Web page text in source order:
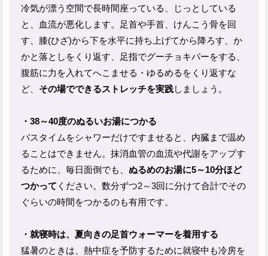
冷気が漂う空間で長時間座っている、じっとしている
と、血流が悪化します。足首や手首、けんこう骨を回
す、膝(ひざ)から下を水平に持ち上げてから降ろす、か
かと落としをくり返す、足指でグーチョキパーをする、
腹筋に力を入れてへこませる・ゆるめるをくり返すな
ど、 その場でできるストレッチを実践しましょう。
・38～40度のぬるいお湯につかる
バスタイムをシャワーだけですませると、内臓まで温め
ることはできません。抹消血管の血流や代謝をアップす
るために、毎日面倒でも、 ぬるめのお湯に5～10分ほど
つかって ください。数分ずつ2～3回に分けて合計でその
ぐらいの時間をつかるのも有用です。
・就寝時は、夏向きの足首ウォーマーを着用する
猛暑のときは、熱中症を予防するために就寝中も冷房を